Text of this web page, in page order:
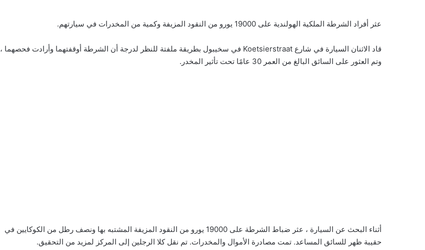
عثر أفراد الشرطة الملكية الهولندية على 19000 يورو من النقود المزيفة وكمية من المخدرات في سيارتهم.
قاد الاثنان السيارة في شارع Koetsierstraat في سخيبول بطريقة ملفتة للنظر لدرجة أن الشرطة أوقفتهما وأرادت فحصهما ،
وتم العثور على السائق البالغ من العمر 30 عامًا تحت تأثير المخدر.
أثناء البحث عن السيارة ، عثر ضباط الشرطة على 19000 يورو من النقود المزيفة المشتبه بها ونصف رطل من الكوكايين في
حقيبة ظهر للسائق المساعد. تمت مصادرة الأموال والمخدرات. تم نقل كلا الرجلين إلى المركز لمزيد من التحقيق.